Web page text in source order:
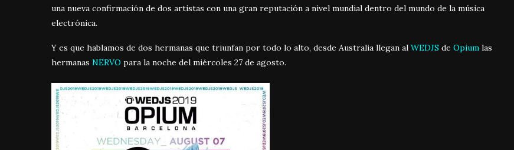
una nueva confirmación de dos artistas con una gran reputación a nivel mundial dentro del mundo de la música
electrónica.
Y es que hablamos de dos hermanas que triunfan por todo lo alto, desde Australia llegan al WEDJS de Opium las
hermanas NERVO para la noche del miércoles 27 de agosto.